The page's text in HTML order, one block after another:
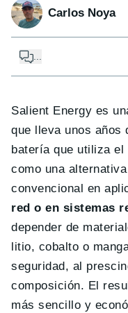
Carlos Noya
Salient Energy es
que lleva unos años
batería que utiliza
como una
convencional en
red o en sistemas
depender de
litio, cobalto o
seguridad, al
composición. El
más sencillo y